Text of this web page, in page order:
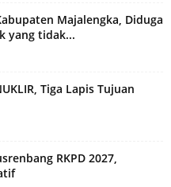
Majalengka, Diduga
yang tidak...
Tiga Lapis Tujuan
RKPD 2027,